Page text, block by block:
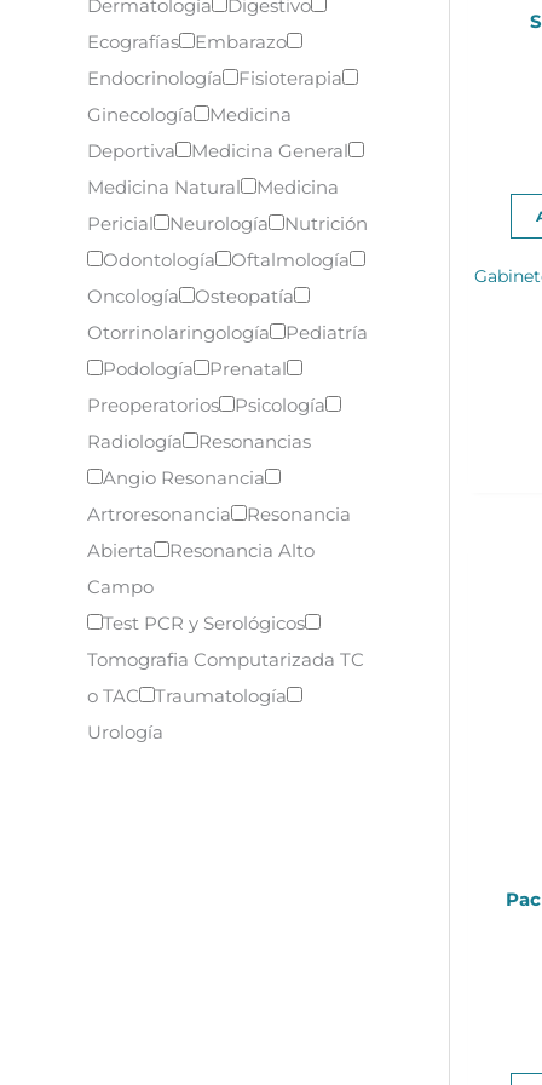
Dermatología
Digestivo
Ecografías
Embarazo
Endocrinología
Fisioterapia
Ginecología
Medicina
Deportiva
Medicina General
Medicina Natural
Medicina
Pericial
Neurología
Nutrición
Odontología
Oftalmología
Oncología
Osteopatía
Otorrinolaringología
Pediatría
Podología
Prenatal
Preoperatorios
Psicología
Radiología
Resonancias
Angio Resonancia
Artroresonancia
Resonancia
Abierta
Resonancia Alto
Campo
Test PCR y Serológicos
Tomografia Computarizada TC
o TAC
Traumatología
Urología